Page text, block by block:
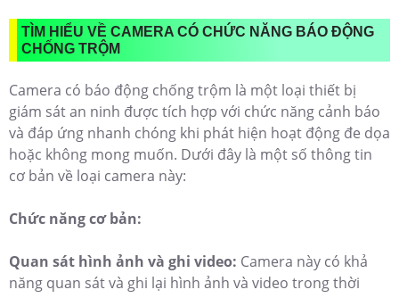
TÌM HIỂU VỀ CAMERA CÓ CHỨC NĂNG BÁO ĐỘNG
CHỐNG TRỘM
Camera có báo động chống trộm là một loại thiết bị
giám sát an ninh được tích hợp với chức năng cảnh báo
và đáp ứng nhanh chóng khi phát hiện hoạt động đe dọa
hoặc không mong muốn. Dưới đây là một số thông tin
cơ bản về loại camera này:
Chức năng cơ bản:
Quan sát hình ảnh và ghi video: Camera này có khả
năng quan sát và ghi lại hình ảnh và video trong thời